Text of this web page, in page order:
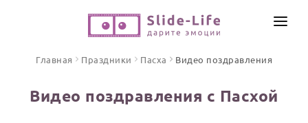
ИНСТРУМЕНТЫ
Главная Праздники Пасха Видео поздравления
Видео поздравления с Пасхой